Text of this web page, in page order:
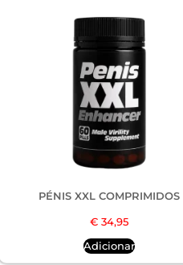
PÉNIS XXL COMPRIMIDOS
€ 34,95
Adicionar